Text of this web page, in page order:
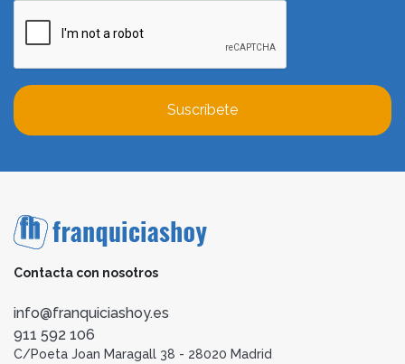
Suscríbete
Contacta con nosotros
info@franquiciashoy.es
911 592 106
C/Poeta Joan Maragall 38 - 28020 Madrid